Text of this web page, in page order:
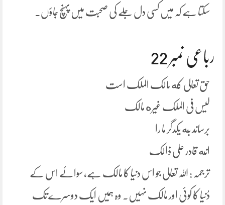
سکتا ہے کہ میں کسی دل جلے کی صحبت میں پہنچ جاؤں۔
رباعی نمبر 22
حق تعالی که مالک الملک است
لیس فی الملک غیره مالک
برساند به یکدگر ما را
انه قادر علی ذالک
ترجمہ : اللہ تعالی جو اس دنیا کا مالک ہے، سوائے اس کے
دُنیا کا کوئی اور مالک نہیں۔ وہ ہمیں ایک دوسرے تک